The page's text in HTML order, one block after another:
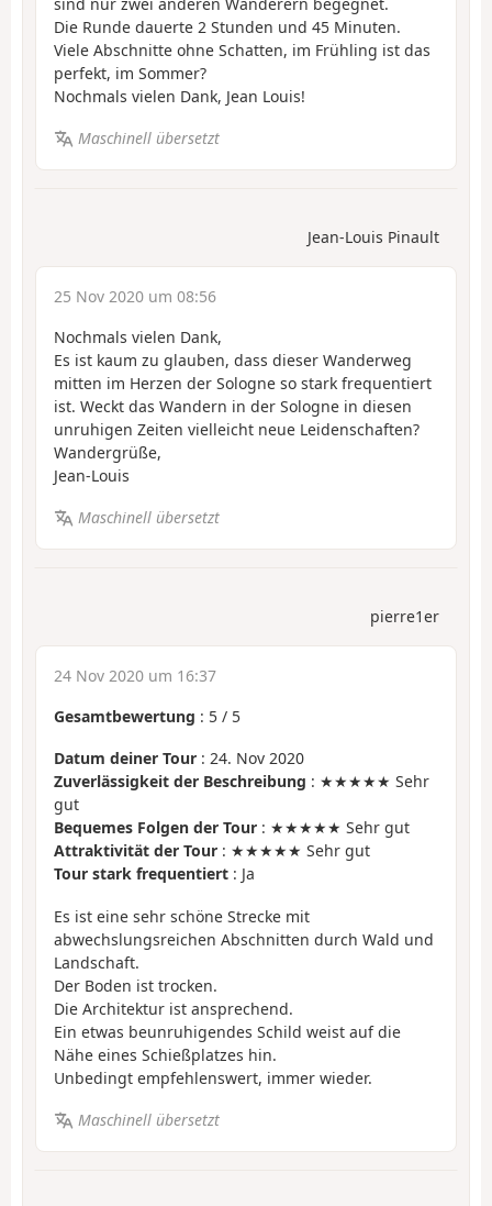
Die Runde dauerte 2 Stunden und 45 Minuten.
Viele Abschnitte ohne Schatten, im Frühling ist das
perfekt, im Sommer?
Nochmals vielen Dank, Jean Louis!
Maschinell übersetzt
Jean-Louis Pinault
25 Nov 2020 um 08:56
Nochmals vielen Dank,
Es ist kaum zu glauben, dass dieser Wanderweg
mitten im Herzen der Sologne so stark frequentiert
ist. Weckt das Wandern in der Sologne in diesen
unruhigen Zeiten vielleicht neue Leidenschaften?
Wandergrüße,
Jean-Louis
Maschinell übersetzt
pierre1er
24 Nov 2020 um 16:37
Gesamtbewertung : 5 / 5
Datum deiner Tour : 24. Nov 2020
Zuverlässigkeit der Beschreibung : ★★★★★ Sehr
gut
Bequemes Folgen der Tour : ★★★★★ Sehr gut
Attraktivität der Tour : ★★★★★ Sehr gut
Tour stark frequentiert : Ja
Es ist eine sehr schöne Strecke mit
abwechslungsreichen Abschnitten durch Wald und
Landschaft.
Der Boden ist trocken.
Die Architektur ist ansprechend.
Ein etwas beunruhigendes Schild weist auf die
Nähe eines Schießplatzes hin.
Unbedingt empfehlenswert, immer wieder.
Maschinell übersetzt